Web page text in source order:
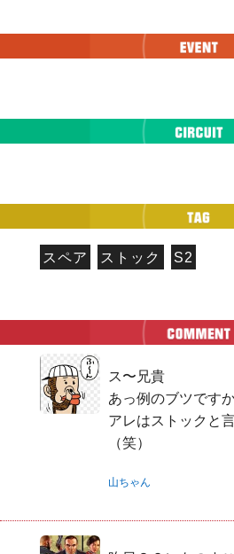
スペア ストック S2
ス〜兄貴
あっ例のブツですか
アレはストックと
（笑）
山ちゃん